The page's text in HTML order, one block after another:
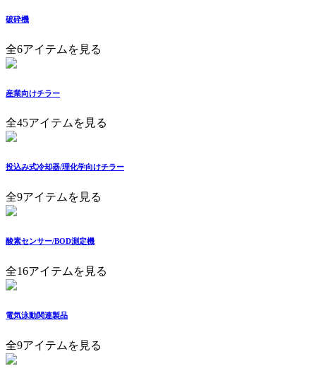
破砕機
全6アイテムを見る
産業向けチラー
全45アイテムを見る
投込み式冷却器/理化学向けチラー
全9アイテムを見る
酸素センサー/BOD測定機
全16アイテムを見る
電気泳動関連製品
全9アイテムを見る